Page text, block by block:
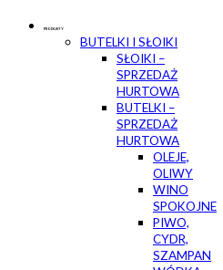
PRODUKTY
BUTELKI I SŁOIKI
SŁOIKI –
SPRZEDAŻ
HURTOWA
BUTELKI –
SPRZEDAŻ
HURTOWA
OLEJE,
OLIWY
WINO
SPOKOJNE
PIWO,
CYDR,
SZAMPAN